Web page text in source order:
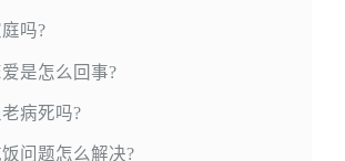
吗?
是怎么回事?
病死吗?
问题怎么解决?